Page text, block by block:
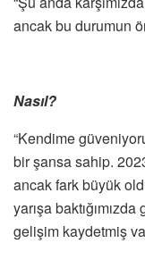
ancak bu durumun
Nasıl?
“Kendime
bir şansa sahip.
ancak fark büyük
yarışa
gelişim kaydetmiş